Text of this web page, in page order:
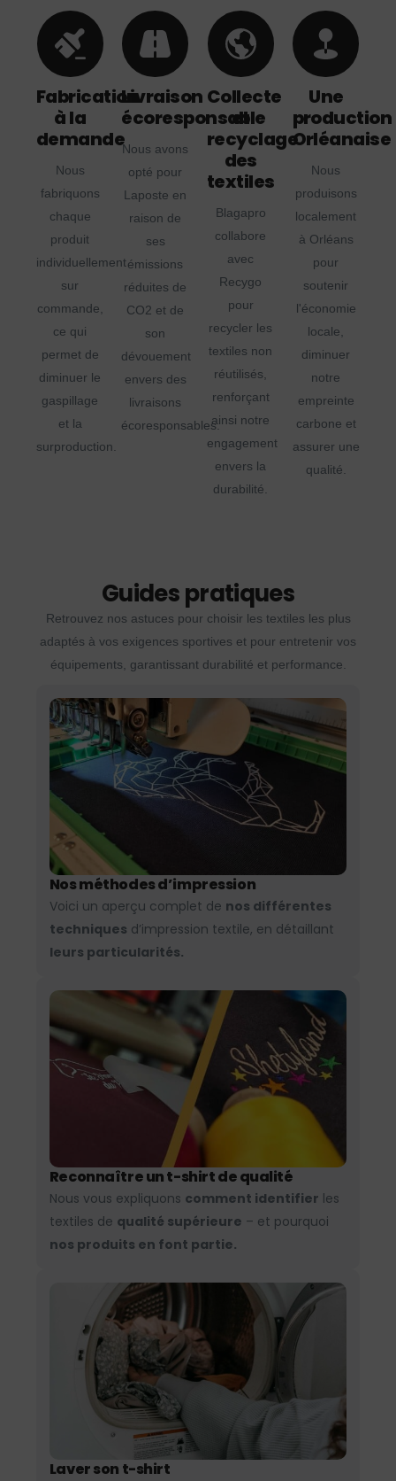
Fabrication
à la
demande
Nous
fabriquons
chaque
produit
individuellement
sur
commande,
ce qui
permet de
diminuer le
gaspillage
et la
surproduction.
Livraison
écoresponsable
Nous avons
opté pour
Laposte en
raison de
ses
émissions
réduites de
CO2 et de
son
dévouement
envers des
livraisons
écoresponsables.
Collecte
et
recyclage
des
textiles
Blagapro
collabore
avec
Recygo
pour
recycler les
textiles non
réutilisés,
renforçant
ainsi notre
engagement
envers la
durabilité.
Une
production
Orléanaise
Nous
produisons
localement
à Orléans
pour
soutenir
l'économie
locale,
diminuer
notre
empreinte
carbone et
assurer une
qualité.
Guides pratiques
Retrouvez nos astuces pour choisir les textiles les plus
adaptés à vos exigences sportives et pour entretenir vos
équipements, garantissant durabilité et performance.
Nos méthodes d’impression
Voici un aperçu complet de nos différentes
techniques d’impression textile, en détaillant
leurs particularités.
Reconnaître un t-shirt de qualité
Nous vous expliquons comment identifier les
textiles de qualité supérieure – et pourquoi
nos produits en font partie.
Laver son t-shirt